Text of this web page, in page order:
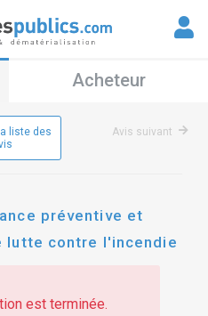
Acheteur
liste des
Avis suivant
préventive et
lutte contre l'incendie
est terminée.